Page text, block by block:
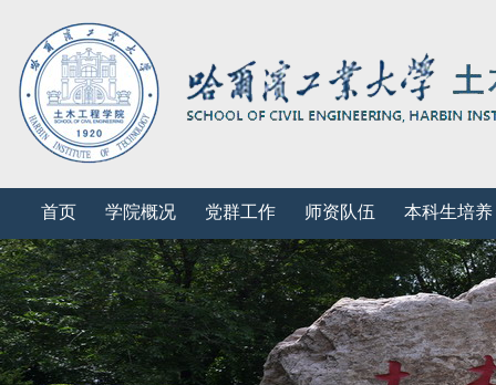
首页 学院概况 党群工作 师资队伍 本科生培养